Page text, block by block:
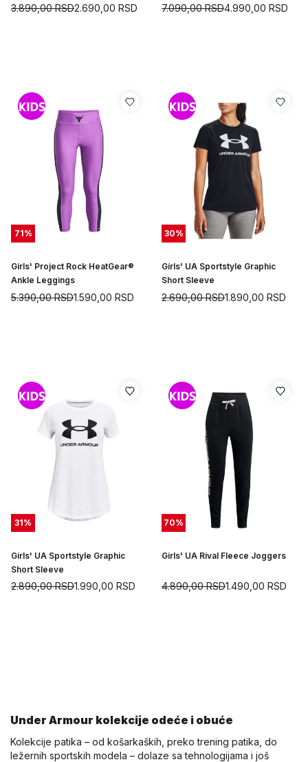
2.690,00 RSD
3.890,00RSD 4.990,00 RSD
7.090,00RSD
71%
Girls' Project Rock HeatGear®
Ankle Leggings
1.590,00 RSD
5.390,00RSD
30%
Girls' UA Sportstyle Graphic
Short Sleeve
1.890,00 RSD
2.690,00RSD
31%
Girls' UA Sportstyle Graphic
Short Sleeve
1.990,00 RSD
2.890,00RSD
70%
Girls' UA Rival Fleece Joggers
1.490,00 RSD
4.890,00RSD
Under Armour kolekcije odeće i obuće
Kolekcije patika – od košarkaških, preko trening patika, do
ležernih sportskih modela – dolaze sa tehnologijama i još